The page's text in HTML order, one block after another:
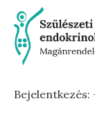
Bejelentkezés: